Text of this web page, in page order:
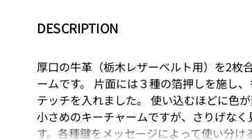
DESCRIPTION
厚口の牛革（栃木レザーベルト用）を2枚
ームです。 片面には３種の箔押しを施し
テッチを入れました。 使い込むほどに色が
小さめのキーチャームですが、さりげな
す。各種鍵をメッセージによって使い分け